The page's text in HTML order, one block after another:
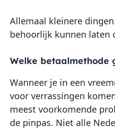
Allemaal kleinere
behoorlijk kunnen laten
Welke betaalmethode
Wanneer je in een
voor verrassingen
meest voorkomende
de pinpas. Niet alle